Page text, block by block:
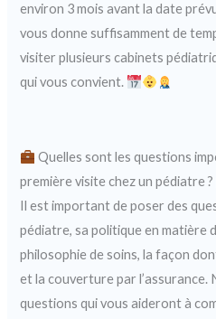
environ 3 mois avant la date
vous donne suffisamment de
visiter plusieurs cabinets
qui vous convient.
Quelles sont les questions
première visite chez un pédiatre ?
Il est important de poser des
pédiatre, sa politique en matière
philosophie de soins, la façon
et la couverture par l’assurance.
questions qui vous aideront à